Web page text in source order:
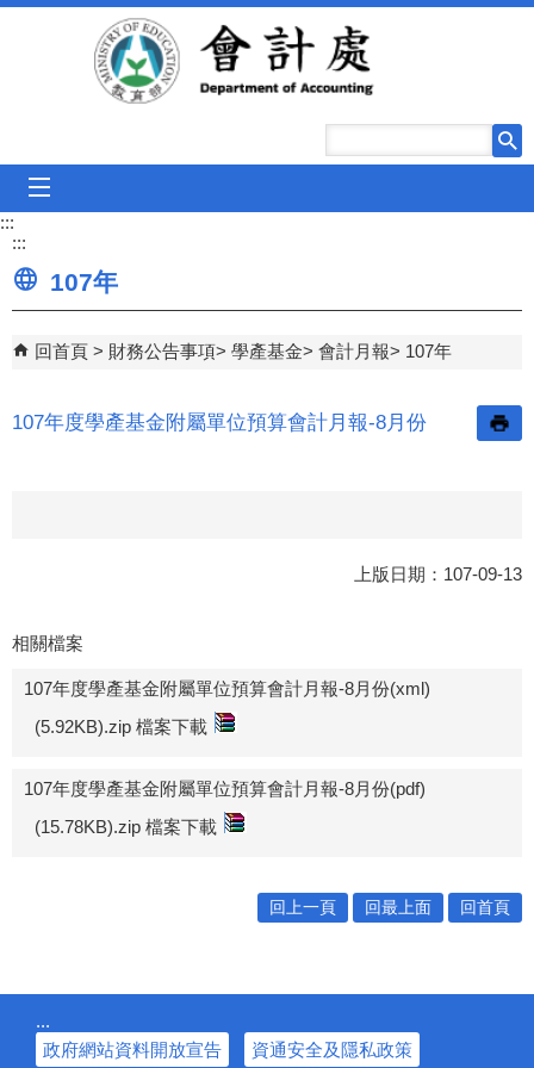
跳到主要內容區塊
:::
:::
107年
回首頁 財務公告事項 學產基金 會計月報 107年
107年度學產基金附屬單位預算會計月報-8月份
上版日期：107-09-13
相關檔案
107年度學產基金附屬單位預算會計月報-8月份(xml)
(5.92KB).zip 檔案下載
107年度學產基金附屬單位預算會計月報-8月份(pdf)
(15.78KB).zip 檔案下載
回上一頁 回最上面 回首頁
:::
政府網站資料開放宣告
資通安全及隱私政策